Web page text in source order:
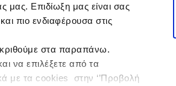
μας. Επιδίωξη μας είναι σας
πιο ενδιαφέρουσα στις
στα παραπάνω.
να επιλέξετε από τα
με τα cookies στην ‘’Προβολή